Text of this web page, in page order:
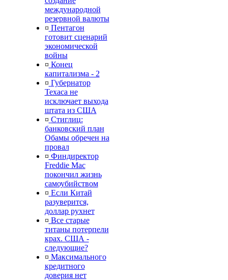
международной
резервной валюты
¤ Пентагон
готовит сценарий
экономической
войны
¤ Конец
капитализма - 2
¤ Губернатор
Техаса не
исключает выхода
штата из США
¤ Стиглиц:
банковский план
Обамы обречен на
провал
¤ Финдиректор
Freddie Mac
покончил жизнь
самоубийством
¤ Если Китай
разуверится,
доллар рухнет
¤ Все старые
титаны потерпели
крах. США -
следующие?
¤ Максимального
кредитного
доверия нет